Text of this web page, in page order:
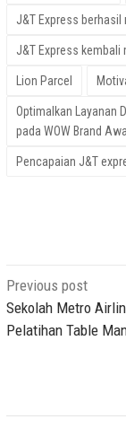
J&T Express
J&T Express
Lion Parcel
Optimalkan Layanan
pada WOW Brand
Pencapaian J&T
Post
navigation
Previous post
Sekolah Metro
Pelatihan Table